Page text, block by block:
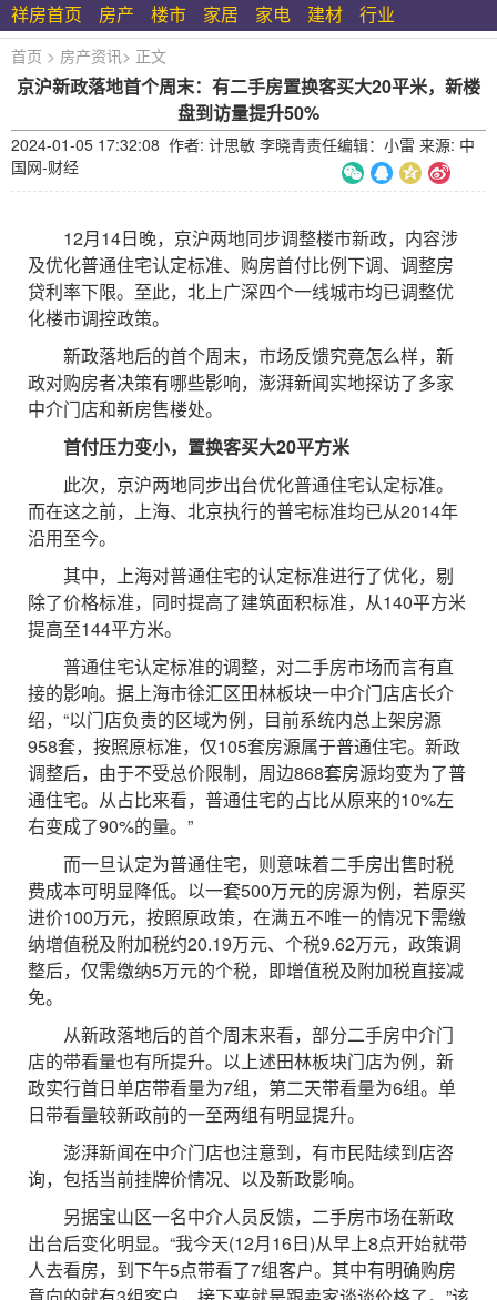
祥房首页 房产 楼市 家居 家电 建材 行业
首页 > 房产资讯> 正文
京沪新政落地首个周末：有二手房置换客买大20平米，新楼
盘到访量提升50%
2024-01-05 17:32:08 作者: 计思敏 李晓青责任编辑：小雷 来源: 中
国网-财经
12月14日晚，京沪两地同步调整楼市新政，内容涉
及优化普通住宅认定标准、购房首付比例下调、调整房
贷利率下限。至此，北上广深四个一线城市均已调整优
化楼市调控政策。
新政落地后的首个周末，市场反馈究竟怎么样，新
政对购房者决策有哪些影响，澎湃新闻实地探访了多家
中介门店和新房售楼处。
首付压力变小，置换客买大20平方米
此次，京沪两地同步出台优化普通住宅认定标准。
而在这之前，上海、北京执行的普宅标准均已从2014年
沿用至今。
其中，上海对普通住宅的认定标准进行了优化，剔
除了价格标准，同时提高了建筑面积标准，从140平方米
提高至144平方米。
普通住宅认定标准的调整，对二手房市场而言有直
接的影响。据上海市徐汇区田林板块一中介门店店长介
绍，“以门店负责的区域为例，目前系统内总上架房源
958套，按照原标准，仅105套房源属于普通住宅。新政
调整后，由于不受总价限制，周边868套房源均变为了普
通住宅。从占比来看，普通住宅的占比从原来的10%左
右变成了90%的量。”
而一旦认定为普通住宅，则意味着二手房出售时税
费成本可明显降低。以一套500万元的房源为例，若原买
进价100万元，按照原政策，在满五不唯一的情况下需缴
纳增值税及附加税约20.19万元、个税9.62万元，政策调
整后，仅需缴纳5万元的个税，即增值税及附加税直接减
免。
从新政落地后的首个周末来看，部分二手房中介门
店的带看量也有所提升。以上述田林板块门店为例，新
政实行首日单店带看量为7组，第二天带看量为6组。单
日带看量较新政前的一至两组有明显提升。
澎湃新闻在中介门店也注意到，有市民陆续到店咨
询，包括当前挂牌价情况、以及新政影响。
另据宝山区一名中介人员反馈，二手房市场在新政
出台后变化明显。“我今天(12月16日)从早上8点开始就带
人去看房，到下午5点带看了7组客户。其中有明确购房